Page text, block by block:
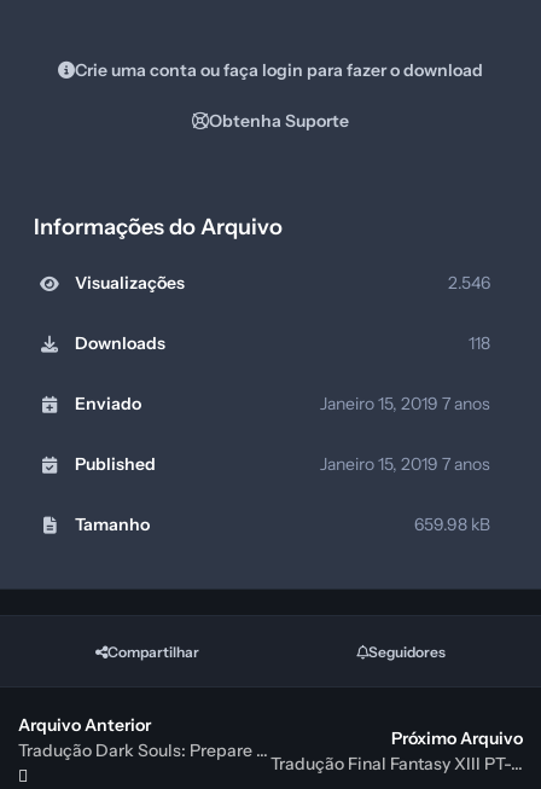
Crie uma conta ou faça login para fazer o download
Obtenha Suporte
Informações do Arquivo
Visualizações 2.546
Downloads 118
Enviado Janeiro 15, 2019 7 anos
Published Janeiro 15, 2019 7 anos
Tamanho 659.98 kB
Compartilhar Seguidores
Arquivo Anterior
Tradução Dark Souls: Prepare to Die Edition PT-BR
Próximo Arquivo
Tradução Final Fantasy XIII PT-BR